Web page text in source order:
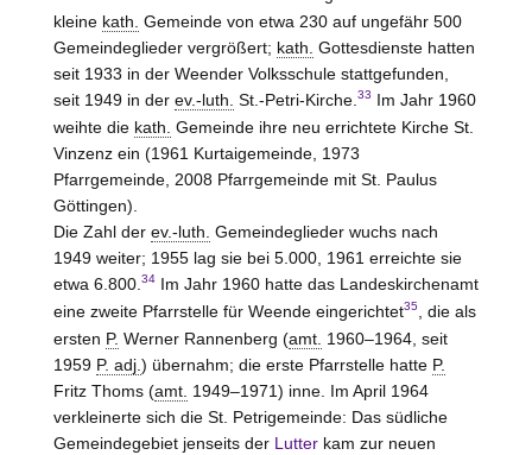
kleine kath. Gemeinde von etwa 230 auf ungefähr 500
Gemeindeglieder vergrößert; kath. Gottesdienste hatten
seit 1933 in der Weender Volksschule stattgefunden,
seit 1949 in der ev.-luth. St.-Petri-Kirche. 33 Im Jahr 1960
weihte die kath. Gemeinde ihre neu errichtete Kirche St.
Vinzenz ein (1961 Kurtaigemeinde, 1973
Pfarrgemeinde, 2008 Pfarrgemeinde mit St. Paulus
Göttingen).
Die Zahl der ev.-luth. Gemeindeglieder wuchs nach
1949 weiter; 1955 lag sie bei 5.000, 1961 erreichte sie
etwa 6.800. 34Im Jahr 1960 hatte das Landeskirchenamt
eine zweite Pfarrstelle für Weende eingerichtet35, die als
ersten P. Werner Rannenberg (amt. 1960–1964, seit
1959 P. adj. ) übernahm; die erste Pfarrstelle hatte P.
Fritz Thoms (amt. 1949–1971) inne. Im April 1964
verkleinerte sich die St. Petrigemeinde: Das südliche
Gemeindegebiet jenseits der Lutterkam zur neuen